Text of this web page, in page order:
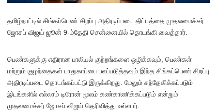
தமிழ்நாட்டில் சிங்கப்பெண் சிறப்பு அதிரடிப்படை திட்டத்தை முதலமைச்சர்
ஜோசப் விஜய் ஜூன் 9-ம்தேதி சென்னையில் தொடங்கி வைத்தார்.
பெண்களுக்கு எதிரான பாலியல் குற்றங்களை ஒழிக்கவும், பெண்கள்
மற்றும் குழந்தைகள் பாதுகாப்பை பலப்படுத்தவும் இந்த சிங்கப்பெண் சிறப்பு
அதிரடிப்படை தொடங்கப்பட்டு இருக்கிறது. மேலும் சந்தேகிக்கப்படும்
இடங்களில் எல்லாம் டிரோன் மூலம் கண்காணிக்கப்படும் என்றும்
முதலமைச்சர் ஜோசப் விஜய் தெரிவித்து உள்ளார்.